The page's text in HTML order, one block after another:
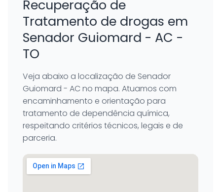
Recuperação de
Tratamento de drogas em
Senador Guiomard - AC -
TO
Veja abaixo a localização de Senador
Guiomard - AC no mapa. Atuamos com
encaminhamento e orientação para
tratamento de dependência química,
respeitando critérios técnicos, legais e de
parceria.